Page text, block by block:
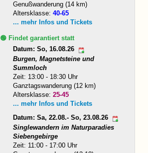
Genußwanderung (14 km)
Altersklasse:40-65
... mehr Infos und Tickets
🟢 Findet garantiert statt
Datum: So, 16.08.26
Burgen, Magnetsteine und
Summloch
Zeit: 13:00 - 18:30 Uhr
Ganztagswanderung (12 km)
Altersklasse:25-45
... mehr Infos und Tickets
Datum: Sa, 22.08.- So, 23.08.26
Singlewandern im Naturparadies
Siebengebirge
Zeit: 11:00 - 17:00 Uhr